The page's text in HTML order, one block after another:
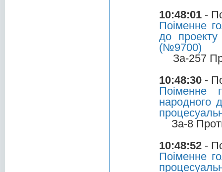
10:48:01 -
Поіменне
до проекту
(№9700)
За-257
10:48:30 -
Поіменне
народного
За-8
10:48:52 -
Поіменне